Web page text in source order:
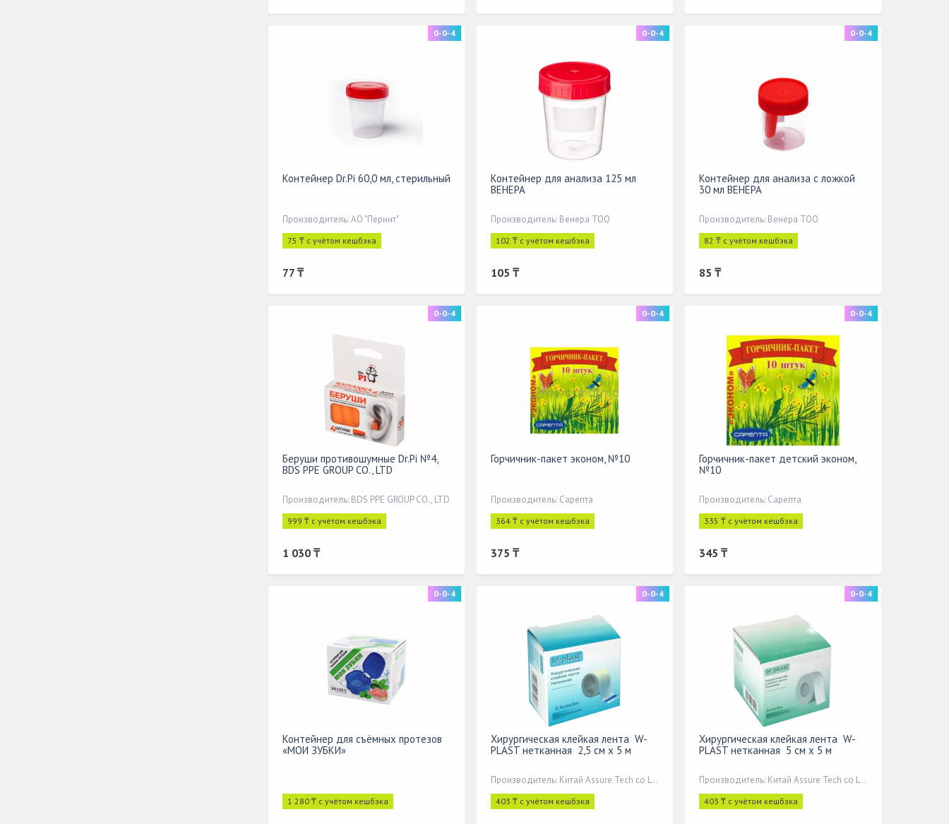
0-0-4
Контейнер Dr.Pi 60,0 мл, стерильный
Производитель: АО "Перинт"
75 ₸ с учётом кешбэка
77 ₸
0-0-4
Контейнер для анализа 125 мл
ВЕНЕРА
Производитель: Венера ТОО
102 ₸ с учётом кешбэка
105 ₸
0-0-4
Контейнер для анализа с ложкой
30 мл ВЕНЕРА
Производитель: Венера ТОО
82 ₸ с учётом кешбэка
85 ₸
0-0-4
Беруши противошумные Dr.Pi №4,
BDS PPE GROUP CO., LTD
Производитель: BDS PPE GROUP CO., LTD
999 ₸ с учётом кешбэка
1 030 ₸
0-0-4
Горчичник-пакет эконом, №10
Производитель: Сарепта
364 ₸ с учётом кешбэка
375 ₸
0-0-4
Горчичник-пакет детский эконом,
№10
Производитель: Сарепта
335 ₸ с учётом кешбэка
345 ₸
0-0-4
Контейнер для съёмных протезов
«МОИ ЗУБКИ»
1 280 ₸ с учётом кешбэка
0-0-4
Хирургическая клейкая лента W-
PLAST нетканная 2,5 см x 5 м
Производитель: Китай Assure Tech co LTD
403 ₸ с учётом кешбэка
0-0-4
Хирургическая клейкая лента W-
PLAST нетканная 5 см x 5 м
Производитель: Китай Assure Tech co LTD
403 ₸ с учётом кешбэка